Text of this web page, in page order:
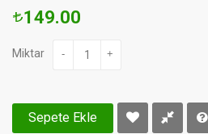
149.00
Miktar - +
Sepete Ekle